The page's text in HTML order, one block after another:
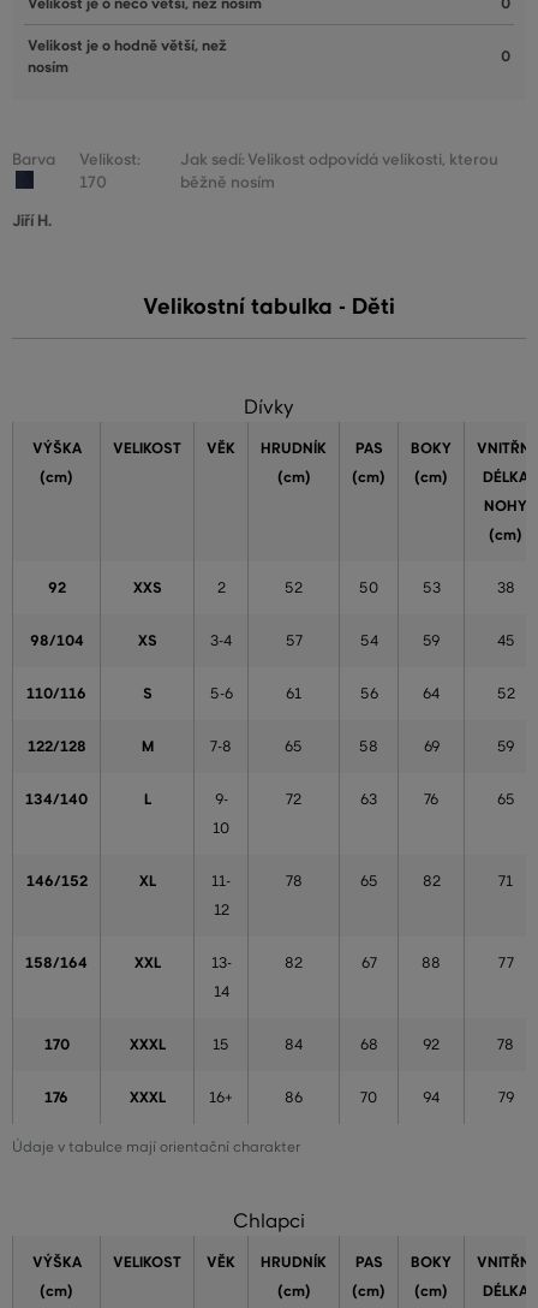
Velikost je o něco větší, než nosím 0
Velikost je o hodně větší, než
nosím
0
Barva
Velikost:
170
Jak sedí: Velikost odpovídá velikosti, kterou
běžně nosím
Jiří H.
Velikostní tabulka - Děti
Dívky
Údaje v tabulce mají orientační charakter
VÝŠKA
(cm)
VELIKOST VĚK
HRUDNÍK
(cm)
PAS
(cm)
BOKY
(cm)
VNITŘNÍ
DÉLKA
NOHY
(cm)
92 XXS 2 52 50 53 38
98/104 XS 3-4 57 54 59 45
110/116 S 5-6 61 56 64 52
122/128 M 7-8 65 58 69 59
134/140 L
9-
10
72 63 76 65
146/152 XL
11-
12
78 65 82 71
158/164 XXL
13-
14
82 67 88 77
170 XXXL 15 84 68 92 78
176 XXXL 16+ 86 70 94 79
Chlapci
VÝŠKA
(cm)
VELIKOST VĚK
HRUDNÍK
(cm)
PAS
(cm)
BOKY
(cm)
VNITŘNÍ
DÉLKA